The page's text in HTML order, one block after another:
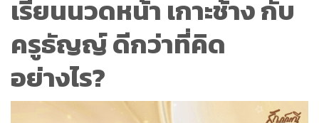
เรียนนวดหน้า เกาะช้าง กับ
ครูธัญญ์ ดีกว่าที่คิด
อย่างไร?